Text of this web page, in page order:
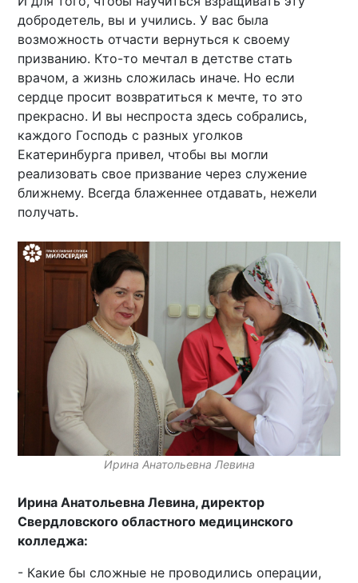
добродетель, вы и учились. У вас была
возможность отчасти вернуться к своему
призванию. Кто-то мечтал в детстве стать
врачом, а жизнь сложилась иначе. Но если
сердце просит возвратиться к мечте, то это
прекрасно. И вы неспроста здесь собрались,
каждого Господь с разных уголков
Екатеринбурга привел, чтобы вы могли
реализовать свое призвание через служение
ближнему. Всегда блаженнее отдавать, нежели
получать.
Ирина Анатольевна Левина
Ирина Анатольевна Левина, директор
Свердловского областного медицинского
колледжа:
- Какие бы сложные не проводились операции,